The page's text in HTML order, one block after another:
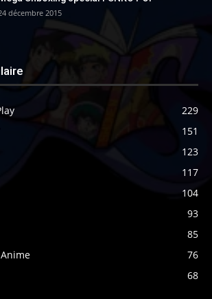
décembre 2015
229
151
123
117
104
93
85
76
68